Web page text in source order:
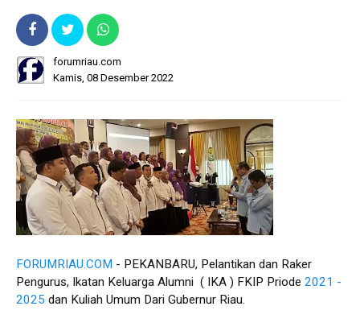
forumriau.com
Kamis, 08 Desember 2022
FORUMRIAU.COM - PEKANBARU, Pelantikan dan Raker
Pengurus, Ikatan Keluarga Alumni ( IKA ) FKIP Priode 2021 -
2025 dan Kuliah Umum Dari Gubernur Riau.